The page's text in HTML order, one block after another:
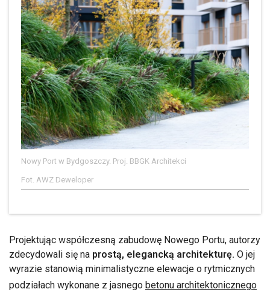
Nowy Port w Bydgoszczy. Proj. BBGK Architekci
Fot. AWZ Deweloper
Projektując współczesną zabudowę Nowego Portu, autorzy
zdecydowali się na prostą, elegancką architekturę. O jej
wyrazie stanowią minimalistyczne elewacje o rytmicznych
podziałach wykonane z jasnego betonu architektonicznego